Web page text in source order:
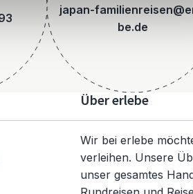
japan-
be.de
Über erlebe
Wir bei erlebe
verleihen. Unsere
unser gesamtes